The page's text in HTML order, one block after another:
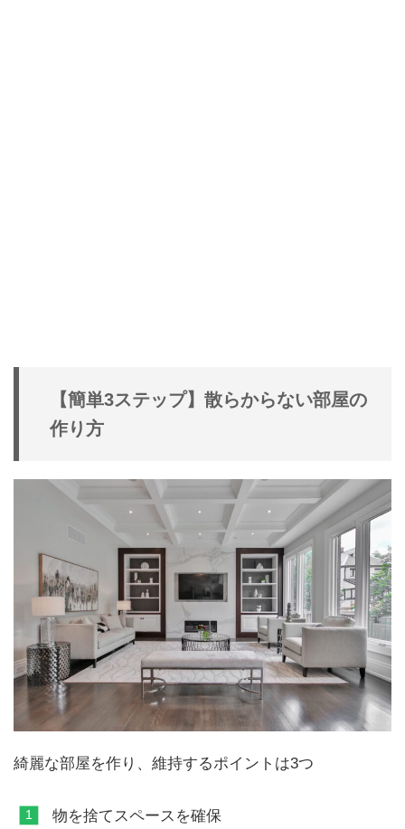
【簡単3ステップ】散らからない部屋の
作り方
綺麗な部屋を作り、維持するポイントは3つ
物を捨てスペースを確保